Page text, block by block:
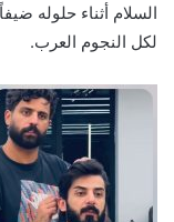
السلام أثناء حلوله
لكل النجوم العرب.